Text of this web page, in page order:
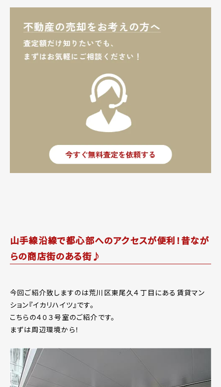
山手線沿線で都心部へのアクセスが便利！昔なが
らの商店街のある街♪
今回ご紹介致しますのは荒川区東尾久４丁目にある賃貸マン
ション『イカリハイツ』です。
こちらの４０３号室のご紹介です。
まずは周辺環境から！